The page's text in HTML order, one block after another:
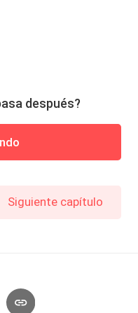
después?
Siguiente capítulo